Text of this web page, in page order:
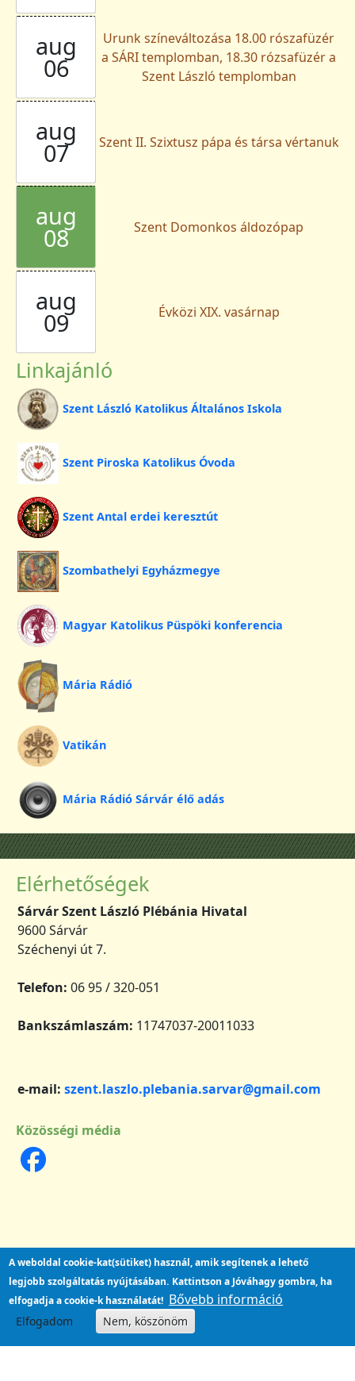
aug
06
Urunk színeváltozása 18.00 rószafüzér
a SÁRI templomban, 18.30 rózsafüzér a
Szent László templomban
aug
07 Szent II. Szixtusz pápa és társa vértanuk
aug
08 Szent Domonkos áldozópap
aug
09 Évközi XIX. vasárnap
Linkajánló
Szent László Katolikus Általános Iskola
Szent Piroska Katolikus Óvoda
Szent Antal erdei keresztút
Szombathelyi Egyházmegye
Magyar Katolikus Püspöki konferencia
Mária Rádió
Vatikán
Mária Rádió Sárvár élő adás
Elérhetőségek
Sárvár Szent László Plébánia Hivatal
9600 Sárvár
Széchenyi út 7.
Telefon: 06 95 / 320-051
Bankszámlaszám: 11747037-20011033
e-mail: szent.laszlo.plebania.sarvar@gmail.com
Közösségi média
A weboldal cookie-kat(sütiket) használ, amik segítenek a lehető
legjobb szolgáltatás nyújtásában. Kattintson a Jóváhagy gombra, ha
elfogadja a cookie-k használatát! Bővebb információ
Elfogadom Nem, köszönöm